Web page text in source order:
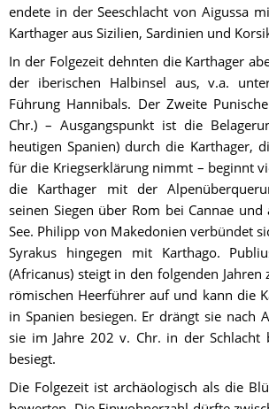
endete in der Seeschlacht von Aigussa
Karthager aus Sizilien, Sardinien und
In der Folgezeit dehnten die Karthager
der iberischen Halbinsel aus, v.a.
Führung Hannibals. Der Zweite
Chr.) – Ausgangspunkt ist die
heutigen Spanien) durch die Karthager,
für die Kriegserklärung nimmt – beginnt
die Karthager mit der
seinen Siegen über Rom bei Cannae und
See. Philipp von Makedonien verbündet
Syrakus hingegen mit Karthago.
(Africanus) steigt in den folgenden Jahren
römischen Heerführer auf und kann die
in Spanien besiegen. Er drängt sie nach
sie im Jahre 202 v. Chr. in der Schlacht
besiegt.
Die Folgezeit ist archäologisch als die